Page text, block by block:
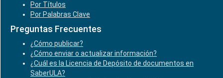
Por Títulos
Por Palabras Clave
Preguntas Frecuentes
¿Cómo publicar?
¿Cómo enviar o actualizar información?
¿Cuál es la Licencia de Depósito de documentos en
SaberULA?